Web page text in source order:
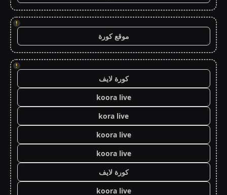
!
موقع كورة
!
كورة لايف
koora live
kora live
koora live
koora live
كورة لايف
koora live